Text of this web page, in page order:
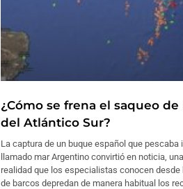
¿Cómo se frena el saqueo
del Atlántico Sur?
La captura de un buque español que pescaba
llamado mar Argentino convirtió en noticia,
realidad que los especialistas conocen
de barcos depredan de manera habitual los